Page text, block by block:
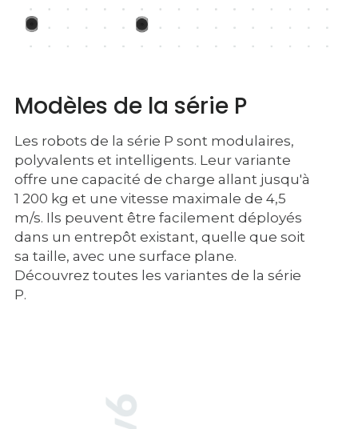
Modèles de la série P
Les robots de la série P sont modulaires,
polyvalents et intelligents. Leur variante
offre une capacité de charge allant jusqu'à
1 200 kg et une vitesse maximale de 4,5
m/s. Ils peuvent être facilement déployés
dans un entrepôt existant, quelle que soit
sa taille, avec une surface plane.
Découvrez toutes les variantes de la série
P.